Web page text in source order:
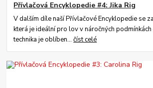
Přívlačová Encyklopedie #4: Jika Rig
V dalším díle naší Přívlačové Encyklopedie se
která je ideální pro lov v náročných podmínkách
technika je oblíben...číst celé